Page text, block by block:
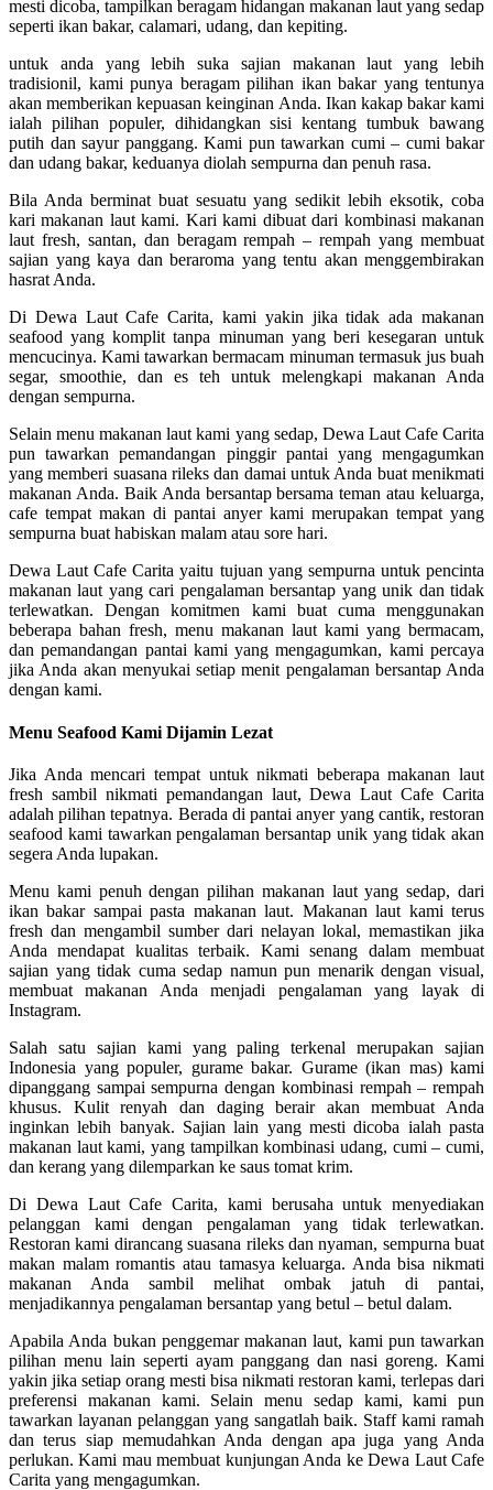
mesti dicoba, tampilkan beragam hidangan makanan laut yang sedap
seperti ikan bakar, calamari, udang, dan kepiting.
untuk anda yang lebih suka sajian makanan laut yang lebih
tradisionil, kami punya beragam pilihan ikan bakar yang tentunya
akan memberikan kepuasan keinginan Anda. Ikan kakap bakar kami
ialah pilihan populer, dihidangkan sisi kentang tumbuk bawang
putih dan sayur panggang. Kami pun tawarkan cumi – cumi bakar
dan udang bakar, keduanya diolah sempurna dan penuh rasa.
Bila Anda berminat buat sesuatu yang sedikit lebih eksotik, coba
kari makanan laut kami. Kari kami dibuat dari kombinasi makanan
laut fresh, santan, dan beragam rempah – rempah yang membuat
sajian yang kaya dan beraroma yang tentu akan menggembirakan
hasrat Anda.
Di Dewa Laut Cafe Carita, kami yakin jika tidak ada makanan
seafood yang komplit tanpa minuman yang beri kesegaran untuk
mencucinya. Kami tawarkan bermacam minuman termasuk jus buah
segar, smoothie, dan es teh untuk melengkapi makanan Anda
dengan sempurna.
Selain menu makanan laut kami yang sedap, Dewa Laut Cafe Carita
pun tawarkan pemandangan pinggir pantai yang mengagumkan
yang memberi suasana rileks dan damai untuk Anda buat menikmati
makanan Anda. Baik Anda bersantap bersama teman atau keluarga,
cafe tempat makan di pantai anyer kami merupakan tempat yang
sempurna buat habiskan malam atau sore hari.
Dewa Laut Cafe Carita yaitu tujuan yang sempurna untuk pencinta
makanan laut yang cari pengalaman bersantap yang unik dan tidak
terlewatkan. Dengan komitmen kami buat cuma menggunakan
beberapa bahan fresh, menu makanan laut kami yang bermacam,
dan pemandangan pantai kami yang mengagumkan, kami percaya
jika Anda akan menyukai setiap menit pengalaman bersantap Anda
dengan kami.
Menu Seafood Kami Dijamin Lezat
Jika Anda mencari tempat untuk nikmati beberapa makanan laut
fresh sambil nikmati pemandangan laut, Dewa Laut Cafe Carita
adalah pilihan tepatnya. Berada di pantai anyer yang cantik, restoran
seafood kami tawarkan pengalaman bersantap unik yang tidak akan
segera Anda lupakan.
Menu kami penuh dengan pilihan makanan laut yang sedap, dari
ikan bakar sampai pasta makanan laut. Makanan laut kami terus
fresh dan mengambil sumber dari nelayan lokal, memastikan jika
Anda mendapat kualitas terbaik. Kami senang dalam membuat
sajian yang tidak cuma sedap namun pun menarik dengan visual,
membuat makanan Anda menjadi pengalaman yang layak di
Instagram.
Salah satu sajian kami yang paling terkenal merupakan sajian
Indonesia yang populer, gurame bakar. Gurame (ikan mas) kami
dipanggang sampai sempurna dengan kombinasi rempah – rempah
khusus. Kulit renyah dan daging berair akan membuat Anda
inginkan lebih banyak. Sajian lain yang mesti dicoba ialah pasta
makanan laut kami, yang tampilkan kombinasi udang, cumi – cumi,
dan kerang yang dilemparkan ke saus tomat krim.
Di Dewa Laut Cafe Carita, kami berusaha untuk menyediakan
pelanggan kami dengan pengalaman yang tidak terlewatkan.
Restoran kami dirancang suasana rileks dan nyaman, sempurna buat
makan malam romantis atau tamasya keluarga. Anda bisa nikmati
makanan Anda sambil melihat ombak jatuh di pantai,
menjadikannya pengalaman bersantap yang betul – betul dalam.
Apabila Anda bukan penggemar makanan laut, kami pun tawarkan
pilihan menu lain seperti ayam panggang dan nasi goreng. Kami
yakin jika setiap orang mesti bisa nikmati restoran kami, terlepas dari
preferensi makanan kami. Selain menu sedap kami, kami pun
tawarkan layanan pelanggan yang sangatlah baik. Staff kami ramah
dan terus siap memudahkan Anda dengan apa juga yang Anda
perlukan. Kami mau membuat kunjungan Anda ke Dewa Laut Cafe
Carita yang mengagumkan.